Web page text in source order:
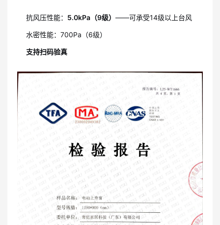
抗风压性能： 5.0kPa（9级） ——可承受14级以上台风
水密性能：700Pa（6级）
支持扫码验真